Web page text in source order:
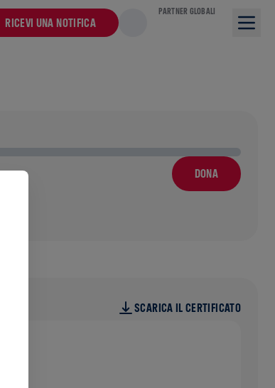
RICEVI UNA NOTIFICA
PARTNER GLOBALI
DONA
SCARICA IL CERTIFICATO